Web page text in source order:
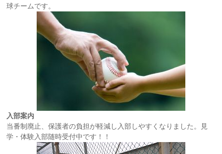
球チームです。
入部案内
当番制廃止、保護者の負担が軽減し入部しやすくなりました。見
学・体験入部随時受付中です！！